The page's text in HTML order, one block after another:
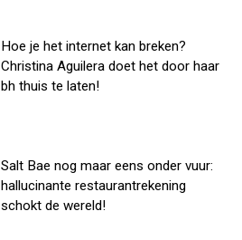
Hoe je het internet kan breken?
Christina Aguilera doet het door haar
bh thuis te laten!
Salt Bae nog maar eens onder vuur:
hallucinante restaurantrekening
schokt de wereld!